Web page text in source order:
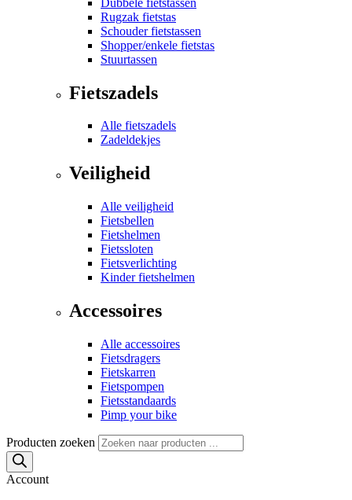
Rugzak fietstas
Schouder fietstassen
Shopper/enkele fietstas
Stuurtassen
Fietszadels
Alle fietszadels
Zadeldekjes
Veiligheid
Alle veiligheid
Fietsbellen
Fietshelmen
Fietssloten
Fietsverlichting
Kinder fietshelmen
Accessoires
Alle accessoires
Fietsdragers
Fietskarren
Fietspompen
Fietsstandaards
Pimp your bike
Producten zoeken
Account